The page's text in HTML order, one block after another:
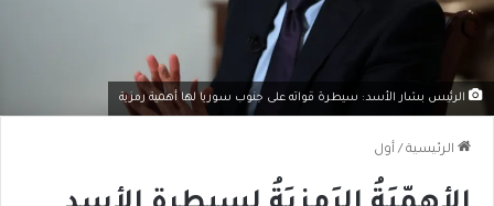
الرئيس بشار الأسد: سيطرة قواته على جنوب سوريا لها أهمية رمزية
الرئيسية / أول